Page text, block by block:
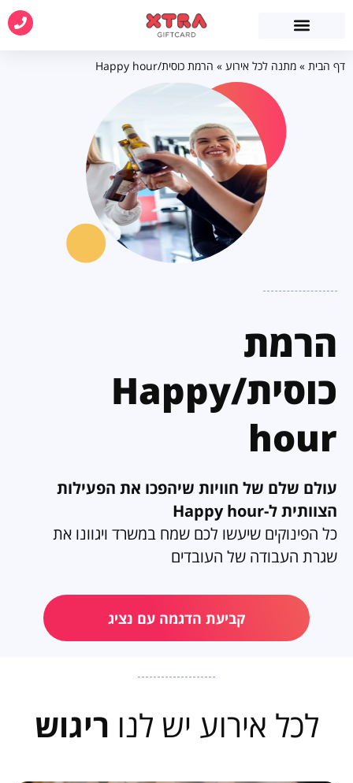
דף הבית » מתנה לכל אירוע » הרמת כוסית/Happy hour
הרמת
כוסית/Happy
hour
עולם שלם של חוויות שיהפכו את הפעילות
הצוותית ל-Happy hour
כל הפינוקים שיעשו לכם שמח במשרד ויגוונו את
שגרת העבודה של העובדים
קביעת הדגמה עם נציג
לכל אירוע יש לנו ריגוש